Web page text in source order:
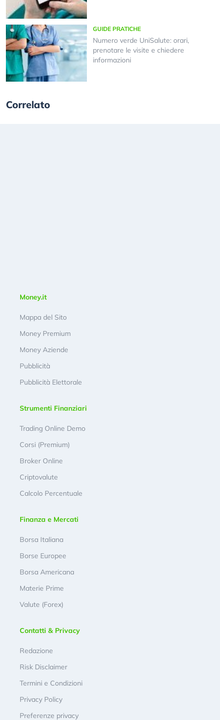
GUIDE PRATICHE
Numero verde UniSalute: orari,
prenotare le visite e chiedere
informazioni
Correlato
Money.it
Mappa del Sito
Money Premium
Money Aziende
Pubblicità
Pubblicità Elettorale
Strumenti Finanziari
Trading Online Demo
Corsi (Premium)
Broker Online
Criptovalute
Calcolo Percentuale
Finanza e Mercati
Borsa Italiana
Borse Europee
Borsa Americana
Materie Prime
Valute (Forex)
Contatti & Privacy
Redazione
Risk Disclaimer
Termini e Condizioni
Privacy Policy
Preferenze privacy